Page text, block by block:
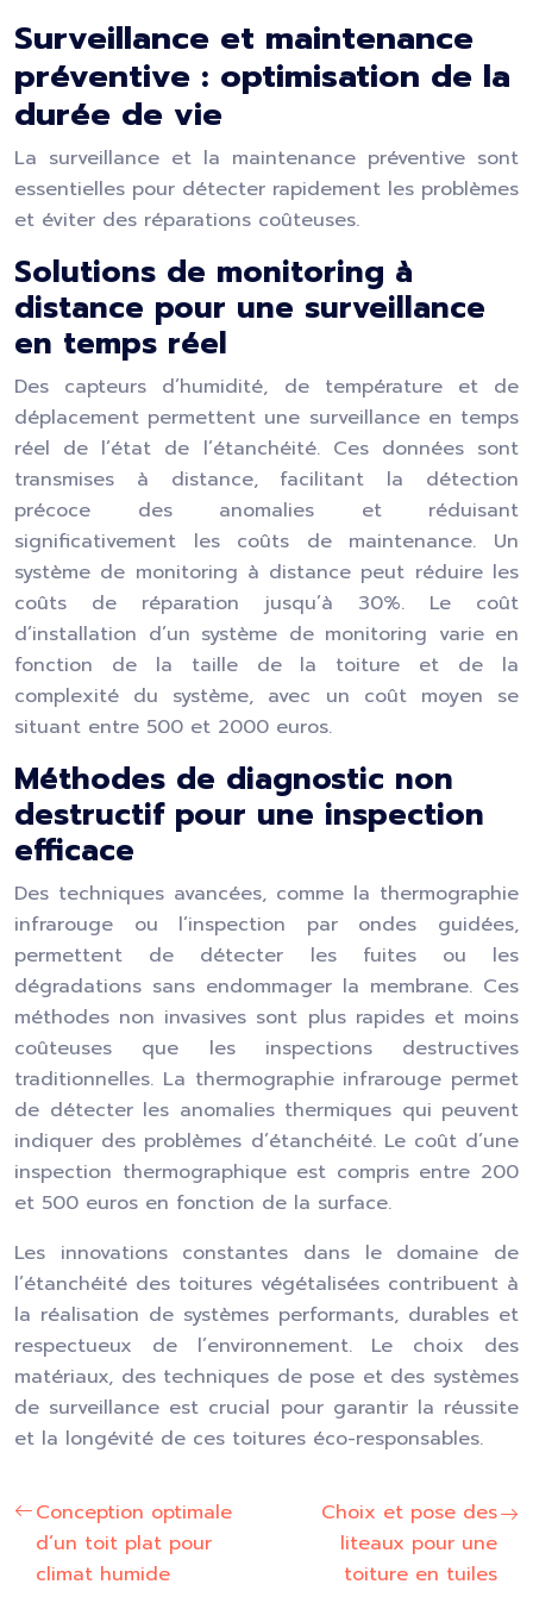
Surveillance et maintenance
préventive : optimisation de la
durée de vie
La surveillance et la maintenance préventive sont
essentielles pour détecter rapidement les problèmes
et éviter des réparations coûteuses.
Solutions de monitoring à
distance pour une surveillance
en temps réel
Des capteurs d’humidité, de température et de
déplacement permettent une surveillance en temps
réel de l’état de l’étanchéité. Ces données sont
transmises à distance, facilitant la détection
précoce des anomalies et réduisant
significativement les coûts de maintenance. Un
système de monitoring à distance peut réduire les
coûts de réparation jusqu’à 30%. Le coût
d’installation d’un système de monitoring varie en
fonction de la taille de la toiture et de la
complexité du système, avec un coût moyen se
situant entre 500 et 2000 euros.
Méthodes de diagnostic non
destructif pour une inspection
efficace
Des techniques avancées, comme la thermographie
infrarouge ou l’inspection par ondes guidées,
permettent de détecter les fuites ou les
dégradations sans endommager la membrane. Ces
méthodes non invasives sont plus rapides et moins
coûteuses que les inspections destructives
traditionnelles. La thermographie infrarouge permet
de détecter les anomalies thermiques qui peuvent
indiquer des problèmes d’étanchéité. Le coût d’une
inspection thermographique est compris entre 200
et 500 euros en fonction de la surface.
Les innovations constantes dans le domaine de
l’étanchéité des toitures végétalisées contribuent à
la réalisation de systèmes performants, durables et
respectueux de l’environnement. Le choix des
matériaux, des techniques de pose et des systèmes
de surveillance est crucial pour garantir la réussite
et la longévité de ces toitures éco-responsables.
Conception optimale
d’un toit plat pour
climat humide
Choix et pose des
liteaux pour une
toiture en tuiles